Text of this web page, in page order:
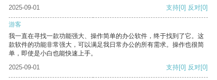
2025-09-01
支持[0] 反对[0]
游客
我一直在寻找一款功能强大、操作简单的办公软件，终于找到了它。这
款软件的功能非常强大，可以满足我日常办公的所有需求。操作也很简
单，即使是小白也能快速上手。
2025-09-01
支持[0] 反对[0]